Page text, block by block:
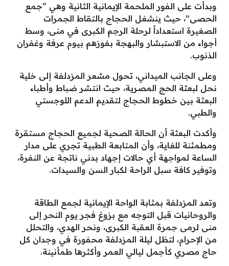
وبدأت على الفور الملحمة الإيمانية الثانية وهي “جمع
الحصى”، حيث ينشغل الحجاج بالتقاط الجمرات
الصغيرة استعداداً لرحلة الرجم الكبرى في منى، وسط
أجواء من الاستبشار والبهجة بفوزهم بيوم عرفة وغفران
الذنوب.
وعلى الجانب الميداني، تحول مشعر المزدلفة إلى خلية
نحل لبعثة الحج المصرية، حيث انتشر ضباط وأطباء
البعثة بين خطوط الحجاج لتقديم الدعم اللوجستي
والطبي.
وأكدت البعثة أن الحالة الصحية لجميع الحجاج مستقرة
ومطمئنة للغاية، وأن المتابعة الطبية تجري على مدار
الساعة لمواجهة أي حالات إجهاد بدني ناتجة عن النفرة،
وتوفير كافة سبل الراحة لكبار السن والسيدات.
وتعد المزدلفة بمثابة الواحة الإيمانية لجمع الطاقة
والروحانيات قبل التوجه مع بزوغ فجر يوم النحر إلى
منى لرمى جمرة العقبة الكبرى، ونحر الهدي، والتحلل
من الإحرام، لتظل ليلة المزدلفة محفورة في وجدان كل
حاج مصري كأجمل ليالي العمر وأكثرها طمأنينة.